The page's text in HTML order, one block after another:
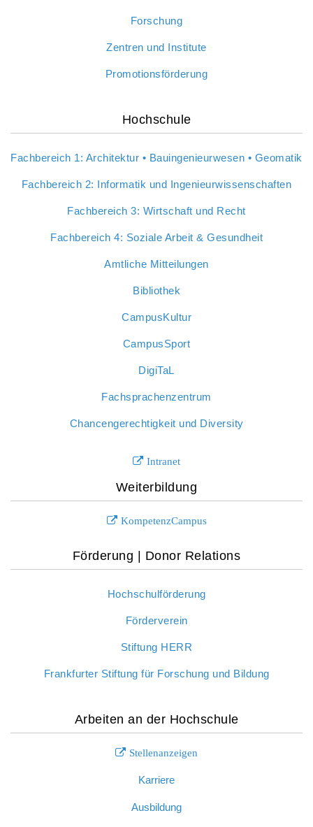
Forschung
Zentren und Institute
Promotionsförderung
Hochschule
Fachbereich 1: Architektur • Bauingenieurwesen • Geomatik
Fachbereich 2: Informatik und Ingenieurwissenschaften
Fachbereich 3: Wirtschaft und Recht
Fachbereich 4: Soziale Arbeit & Gesundheit
Amtliche Mitteilungen
Bibliothek
CampusKultur
CampusSport
DigiTaL
Fachsprachenzentrum
Chancengerechtigkeit und Diversity
Intranet
Weiterbildung
KompetenzCampus
Förderung | Donor Relations
Hochschulförderung
Förderverein
Stiftung HERR
Frankfurter Stiftung für Forschung und Bildung
Arbeiten an der Hochschule
Stellenanzeigen
Karriere
Ausbildung